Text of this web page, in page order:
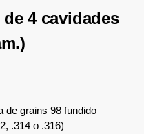
de 4 cavidades
de grains 98 fundido
.314 o .316)